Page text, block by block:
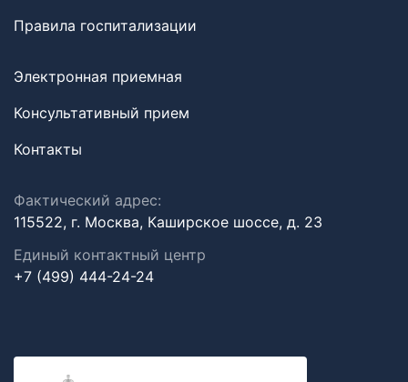
Правила госпитализации
Электронная приемная
Консультативный прием
Контакты
Фактический адрес:
115522, г. Москва, Каширское шоссе, д. 23
Единый контактный центр
+7 (499) 444-24-24